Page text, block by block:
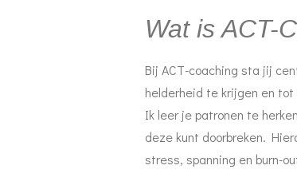
Wat is ACT-
Bij ACT-coaching sta jij
helderheid te krijgen en
Ik leer je patronen te
deze kunt doorbreken.
stress, spanning en burn-